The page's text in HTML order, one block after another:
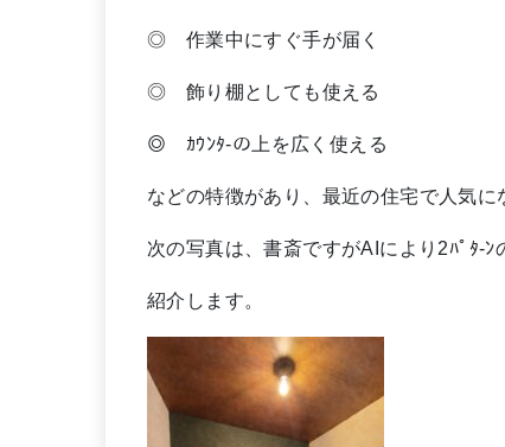
◎ 作業中にすぐ手が届く
◎ 飾り棚としても使える
◎ ｶｳﾝﾀ-の上を広く使える
などの特徴があり、最近の住宅で人気に
次の写真は、書斎ですがAIにより2ﾊﾟﾀ-ﾝ
紹介します。